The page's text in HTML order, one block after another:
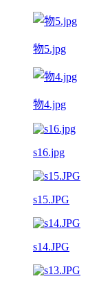
物5.jpg
物4.jpg
s16.jpg
s15.JPG
s14.JPG